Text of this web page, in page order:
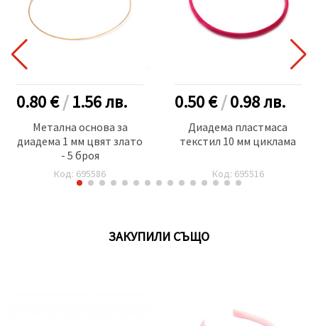
0.80 €/1.56лв.
Метална основа за
диадема 1 мм цвят злато
- 5 броя
Код: 695586
0.50 €/0.98лв.
Диадема пластмаса
текстил 10 мм циклама
Код: 695516
ЗАКУПИЛИ СЪЩО